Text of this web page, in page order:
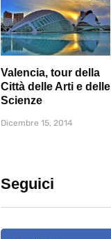
Valencia, tour della
Città delle Arti e delle
Scienze
Dicembre 15, 2014
Seguici